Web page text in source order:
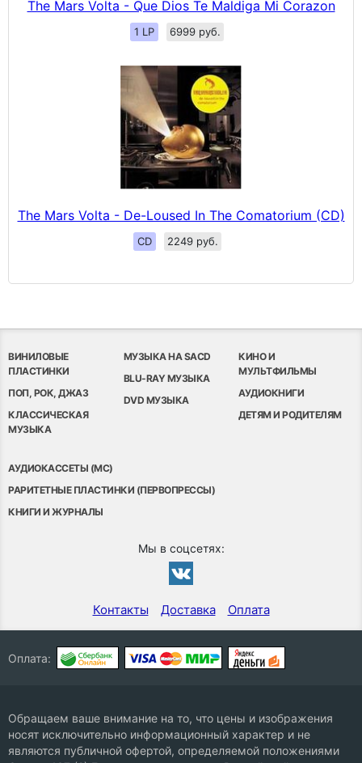
The Mars Volta - Que Dios Te Maldiga Mi Corazon
1 LP 6999 руб.
The Mars Volta - De-Loused In The Comatorium (CD)
CD 2249 руб.
ВИНИЛОВЫЕ
ПЛАСТИНКИ
ПОП, РОК, ДЖАЗ
КЛАССИЧЕСКАЯ
МУЗЫКА
МУЗЫКА НА SACD
BLU-RAY МУЗЫКА
DVD МУЗЫКА
КИНО И
МУЛЬТФИЛЬМЫ
АУДИОКНИГИ
ДЕТЯМ И РОДИТЕЛЯМ
АУДИОКАССЕТЫ (MC)
РАРИТЕТНЫЕ ПЛАСТИНКИ (ПЕРВОПРЕССЫ)
КНИГИ И ЖУРНАЛЫ
Мы в соцсетях:
Контакты Доставка Оплата
Оплата:
Обращаем ваше внимание на то, что цены и изображения
носят исключительно информационный характер и не
являются публичной офертой, определяемой положениями